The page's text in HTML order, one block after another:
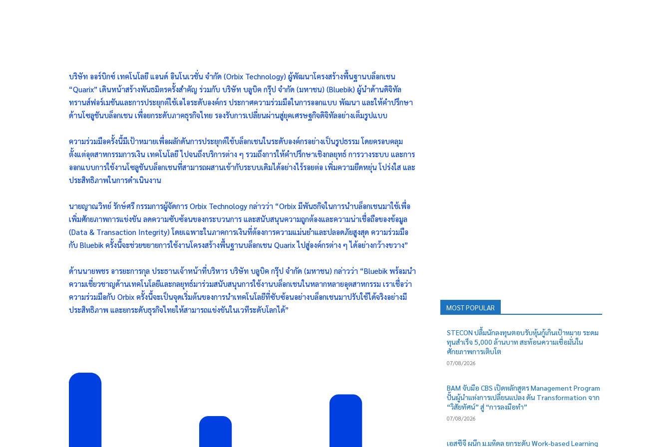
บริษัท ออร์บิกซ์ เทคโนโลยี แอนด์ อินโนเวชั่น จำกัด (Orbix Technology) ผู้พัฒนาโครงสร้างพื้นฐานบล็อกเชน
“Quarix” เดินหน้าสร้างพันธมิตรครั้งสำคัญ ร่วมกับ บริษัท บลูบิค กรุ๊ป จำกัด (มหาชน) (Bluebik) ผู้นำด้านดิจิทัล
ทรานส์ฟอร์เมชันและการประยุกต์ใช้เอไอระดับองค์กร ประกาศความร่วมมือในการออกแบบ พัฒนา และให้คำปรึกษา
ด้านโซลูชันบล็อกเชน เพื่อยกระดับภาคธุรกิจไทย รองรับการเปลี่ยนผ่านสู่ยุคเศรษฐกิจดิจิทัลอย่างเต็มรูปแบบ
ความร่วมมือครั้งนี้มีเป้าหมายเพื่อผลักดันการประยุกต์ใช้บล็อกเชนในระดับองค์กรอย่างเป็นรูปธรรม โดยครอบคลุม
ตั้งแต่อุตสาหกรรมการเงิน เทคโนโลยี ไปจนถึงบริการต่าง ๆ รวมถึงการให้คำปรึกษาเชิงกลยุทธ์ การวางระบบ และการ
ออกแบบการใช้งานโซลูชันบล็อกเชนที่สามารถผสานเข้ากับระบบเดิมได้อย่างไร้รอยต่อ เพิ่มความยืดหยุ่น โปร่งใส และ
ประสิทธิภาพในการดำเนินงาน
นายญาณวิทย์ รักษ์ศรี กรรมการผู้จัดการ Orbix Technology กล่าวว่า “Orbix มีพันธกิจในการนำบล็อกเชนมาใช้เพื่อ
เพิ่มศักยภาพการแข่งขัน ลดความซับซ้อนของกระบวนการ และสนับสนุนความถูกต้องและความน่าเชื่อถือของข้อมูล
(Data & Transaction Integrity) โดยเฉพาะในภาคการเงินที่ต้องการความแม่นยำและปลอดภัยสูงสุด ความร่วมมือ
กับ Bluebik ครั้งนี้จะช่วยขยายการใช้งานโครงสร้างพื้นฐานบล็อกเชน Quarix ไปสู่องค์กรต่าง ๆ ได้อย่างกว้างขวาง”
ด้านนายพชร อารยะการกุล ประธานเจ้าหน้าที่บริหาร บริษัท บลูบิค กรุ๊ป จำกัด (มหาชน) กล่าวว่า “Bluebik พร้อมนำ
ความเชี่ยวชาญด้านเทคโนโลยีและกลยุทธ์มาร่วมสนับสนุนการใช้งานบล็อกเชนในหลากหลายอุตสาหกรรม เราเชื่อว่า
ความร่วมมือกับ Orbix ครั้งนี้จะเป็นจุดเริ่มต้นของการนำเทคโนโลยีที่ซับซ้อนอย่างบล็อกเชนมาปรับใช้ได้จริงอย่างมี
ประสิทธิภาพ และยกระดับธุรกิจไทยให้สามารถแข่งขันในเวทีระดับโลกได้”
MOST POPULAR
STECON ปลื้มนักลงทุนตอบรับหุ้นกู้เกินเป้าหมาย ระดม
ทุนสำเร็จ 5,000 ล้านบาท สะท้อนความเชื่อมั่นใน
ศักยภาพการเติบโต
07/08/2026
BAM จับมือ CBS เปิดหลักสูตร Management Program
ปั้นผู้นำแห่งการเปลี่ยนแปลง ดัน Transformation จาก
“วิสัยทัศน์” สู่ “การลงมือทำ”
07/08/2026
เอสซีจี ผนึก ม.มหิดล ยกระดับ Work-based Learning